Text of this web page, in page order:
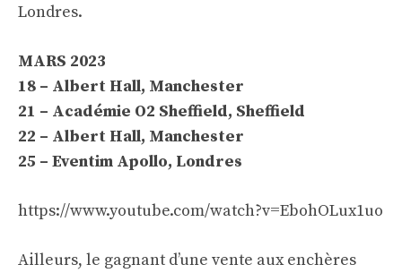
Londres.
MARS 2023
18 – Albert Hall, Manchester
21 – Académie O2 Sheffield, Sheffield
22 – Albert Hall, Manchester
25 – Eventim Apollo, Londres
https://www.youtube.com/watch?v=EbohOLux1uo
Ailleurs, le gagnant d’une vente aux enchères